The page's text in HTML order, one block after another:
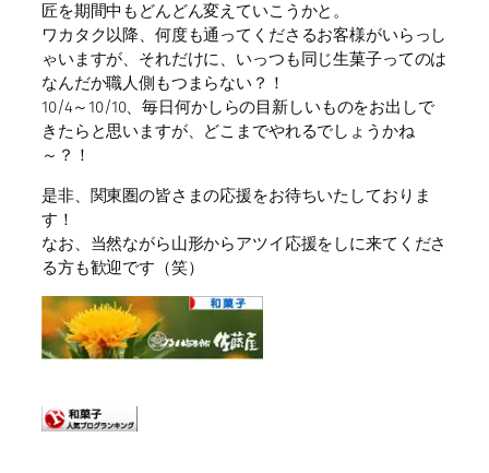
匠を期間中もどんどん変えていこうかと。
ワカタク以降、何度も通ってくださるお客様がいらっし
ゃいますが、それだけに、いっつも同じ生菓子ってのは
なんだか職人側もつまらない？！
10/4～10/10、毎日何かしらの目新しいものをお出しで
きたらと思いますが、どこまでやれるでしょうかね
～？！
是非、関東圏の皆さまの応援をお待ちいたしておりま
す！
なお、当然ながら山形からアツイ応援をしに来てくださ
る方も歓迎です（笑）